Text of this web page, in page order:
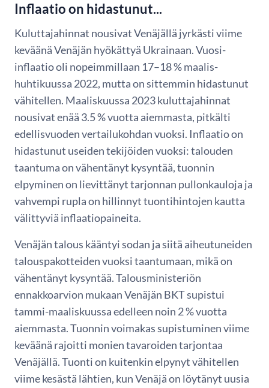
Inflaatio on hidastunut...
Kuluttajahinnat nousivat Venäjällä jyrkästi viime
keväänä Venäjän hyökättyä Ukrainaan. Vuosi-
inflaatio oli nopeimmillaan 17–18 % maalis-
huhtikuussa 2022, mutta on sittemmin hidastunut
vähitellen. Maaliskuussa 2023 kuluttajahinnat
nousivat enää 3.5 % vuotta aiemmasta, pitkälti
edellisvuoden vertailukohdan vuoksi. Inflaatio on
hidastunut useiden tekijöiden vuoksi: talouden
taantuma on vähentänyt kysyntää, tuonnin
elpyminen on lievittänyt tarjonnan pullonkauloja ja
vahvempi rupla on hillinnyt tuontihintojen kautta
välittyviä inflaatiopaineita.
Venäjän talous kääntyi sodan ja siitä aiheutuneiden
talouspakotteiden vuoksi taantumaan, mikä on
vähentänyt kysyntää. Talousministeriön
ennakkoarvion mukaan Venäjän BKT supistui
tammi-maaliskuussa edelleen noin 2 % vuotta
aiemmasta. Tuonnin voimakas supistuminen viime
keväänä rajoitti monien tavaroiden tarjontaa
Venäjällä. Tuonti on kuitenkin elpynyt vähitellen
viime kesästä lähtien, kun Venäjä on löytänyt uusia